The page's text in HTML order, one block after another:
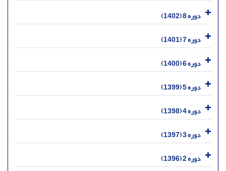
دوره 8 (1402)
دوره 7 (1401)
دوره 6 (1400)
دوره 5 (1399)
دوره 4 (1398)
دوره 3 (1397)
دوره 2 (1396)